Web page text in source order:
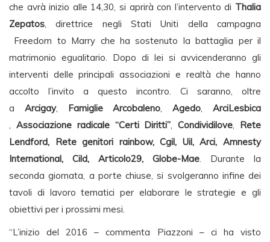
che avrà inizio alle 14,30, si aprirà con l’intervento di Thalia
Zepatos , direttrice negli Stati Uniti della campagna
Freedom to Marry che ha sostenuto la battaglia per il
matrimonio egualitario. Dopo di lei si avvicenderanno gli
interventi delle principali associazioni e realtà che hanno
accolto l’invito a questo incontro. Ci saranno, oltre
a Arcigay, Famiglie Arcobaleno ,Agedo ,ArciLesbica
Associazione radicale “Certi Diritti” ,Condividilove
Rete
Lendford, Rete genitori rainbow, Cgil, Uil, Arci, Amnesty
International, Cild, Articolo29, Globe-Mae . Durante la
seconda giornata, a porte chiuse, si svolgeranno infine dei
tavoli di lavoro tematici per elaborare le strategie e gli
obiettivi per i prossimi mesi.
“L’inizio del 2016 – commenta Piazzoni – ci ha visto